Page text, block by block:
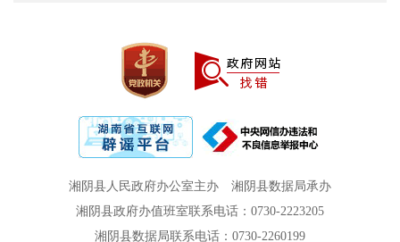
湘阴县人民政府办公室主办
湘阴县数据局承办
湘阴县政府办值班室联系电话：0730-2223205
湘阴县数据局联系电话：0730-2260199